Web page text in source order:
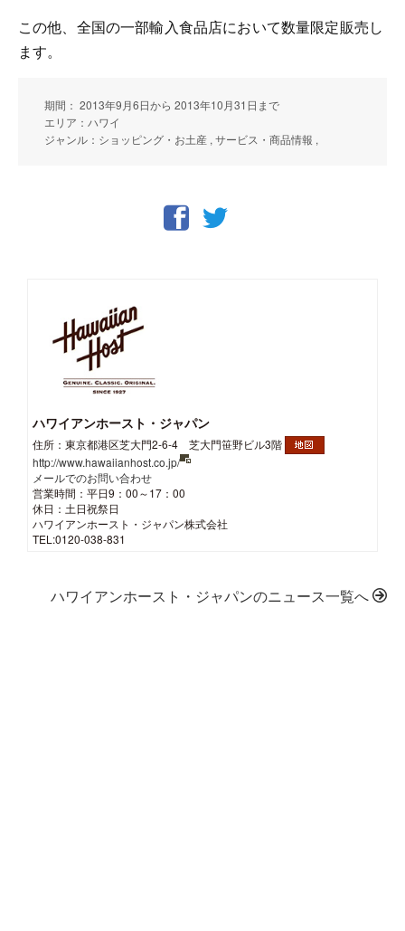
この他、全国の一部輸入食品店において数量限定販売し
ます。
期間： 2013年9月6日から 2013年10月31日まで
エリア：ハワイ
ジャンル：ショッピング・お土産 , サービス・商品情報 ,
ハワイアンホースト・ジャパン
住所：東京都港区芝大門2-6-4 芝大門笹野ビル3階
http://www.hawaiianhost.co.jp/
メールでのお問い合わせ
営業時間：平日9：00～17：00
休日：土日祝祭日
ハワイアンホースト・ジャパン株式会社
TEL:0120-038-831
ハワイアンホースト・ジャパンのニュース一覧へ